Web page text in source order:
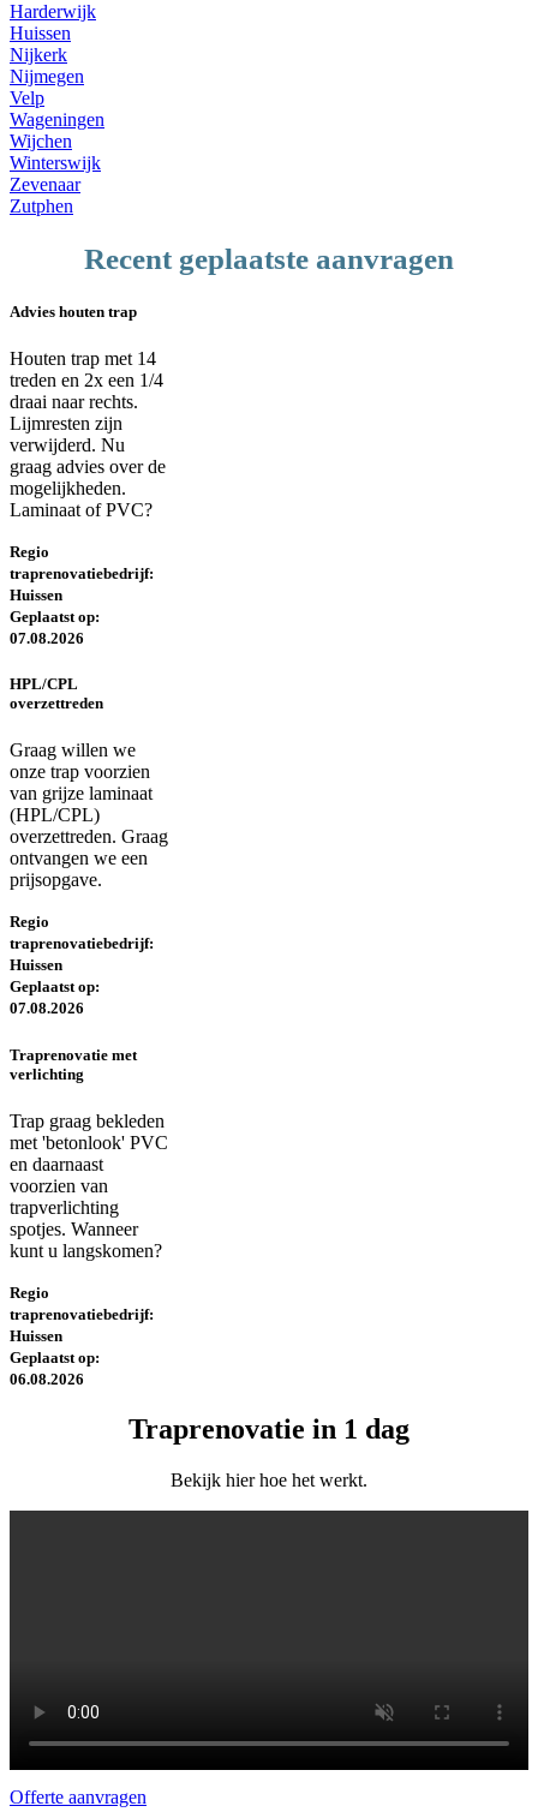
Harderwijk
Huissen
Nijkerk
Nijmegen
Velp
Wageningen
Wijchen
Winterswijk
Zevenaar
Zutphen
Recent geplaatste aanvragen
Advies houten trap
Houten trap met 14
treden en 2x een 1/4
draai naar rechts.
Lijmresten zijn
verwijderd. Nu
graag advies over de
mogelijkheden.
Laminaat of PVC?
Regio
traprenovatiebedrijf:
Huissen
Geplaatst op:
07.08.2026
HPL/CPL
overzettreden
Graag willen we
onze trap voorzien
van grijze laminaat
(HPL/CPL)
overzettreden. Graag
ontvangen we een
prijsopgave.
Regio
traprenovatiebedrijf:
Huissen
Geplaatst op:
07.08.2026
Traprenovatie met
verlichting
Trap graag bekleden
met 'betonlook' PVC
en daarnaast
voorzien van
trapverlichting
spotjes. Wanneer
kunt u langskomen?
Regio
traprenovatiebedrijf:
Huissen
Geplaatst op:
06.08.2026
Traprenovatie in 1 dag
Bekijk hier hoe het werkt.
Offerte aanvragen